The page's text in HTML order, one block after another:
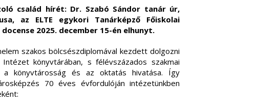
család hírét: Dr. Szabó Sándor tanár úr,
az ELTE egykori Tanárképző Főiskolai
2025. december 15-én elhunyt.
szakos bölcsészdiplomával kezdett dolgozni
könyvtárában, s félévszázados szakmai
a könyvtárosság és az oktatás hivatása. Így
70 éves évfordulóján intézetünkben